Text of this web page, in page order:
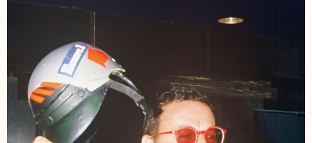
manifestation de
AGENCE / BESTIMAGE